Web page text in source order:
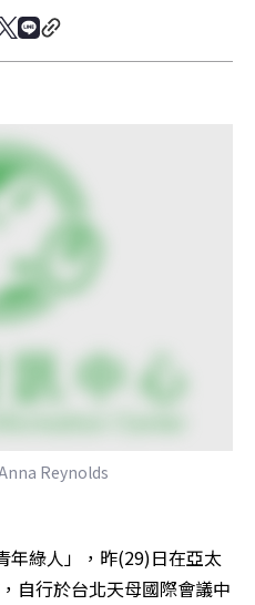
Reynolds
年綠人」，昨(29)日在亞太
自行於台北天母國際會議中